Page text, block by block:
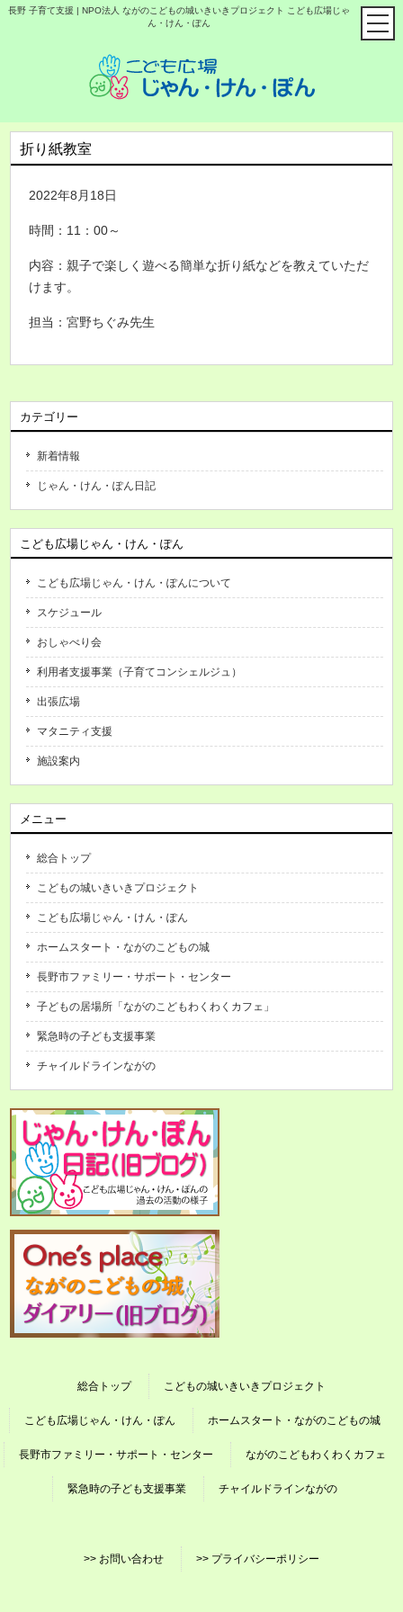
長野 子育て支援 | NPO法人 ながのこどもの城いきいきプロジェクト こども広場じゃ
ん・けん・ぽん
折り紙教室
2022年8月18日
時間：11：00～
内容：親子で楽しく遊べる簡単な折り紙などを教えていただ
けます。
担当：宮野ちぐみ先生
カテゴリー
新着情報
じゃん・けん・ぽん日記
こども広場じゃん・けん・ぽん
こども広場じゃん・けん・ぽんについて
スケジュール
おしゃべり会
利用者支援事業（子育てコンシェルジュ）
出張広場
マタニティ支援
施設案内
メニュー
総合トップ
こどもの城いきいきプロジェクト
こども広場じゃん・けん・ぽん
ホームスタート・ながのこどもの城
長野市ファミリー・サポート・センター
子どもの居場所「ながのこどもわくわくカフェ」
緊急時の子ども支援事業
チャイルドラインながの
総合トップ こどもの城いきいきプロジェクト
こども広場じゃん・けん・ぽん ホームスタート・ながのこどもの城
長野市ファミリー・サポート・センター ながのこどもわくわくカフェ
緊急時の子ども支援事業 チャイルドラインながの
>> お問い合わせ >> プライバシーポリシー